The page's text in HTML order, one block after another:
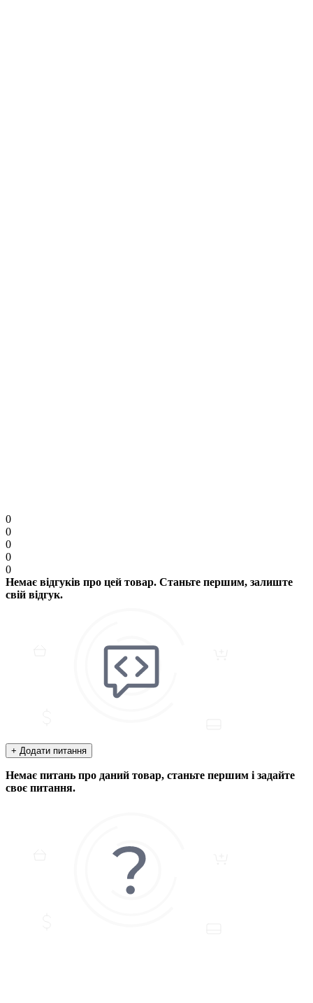
0
0
0
0
0
Немає відгуків про цей товар. Станьте першим, залиште
свій відгук.
+ Додати питання
Немає питань про даний товар, станьте першим і задайте
своє питання.